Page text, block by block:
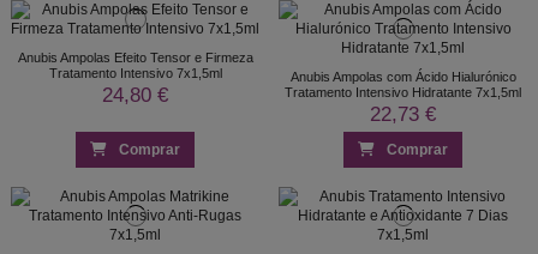
Anubis Ampolas Efeito Tensor e Firmeza
Tratamento Intensivo 7x1,5ml
24,80 €
Comprar
Anubis Ampolas com Ácido Hialurónico
Tratamento Intensivo Hidratante 7x1,5ml
22,73 €
Comprar